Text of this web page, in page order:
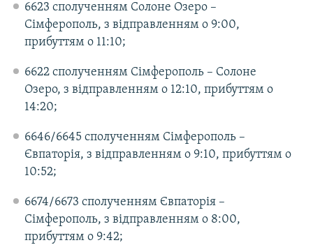
6623 сполученням Солоне Озеро –
Сімферополь, з відправленням о 9:00,
прибуттям о 11:10;
6622 сполученням Сімферополь – Солоне
Озеро, з відправленням о 12:10, прибуттям о
14:20;
6646/6645 сполученням Сімферополь –
Євпаторія, з відправленням о 9:10, прибуттям о
10:52;
6674/6673 сполученням Євпаторія –
Сімферополь, з відправленням о 8:00,
прибуттям о 9:42;